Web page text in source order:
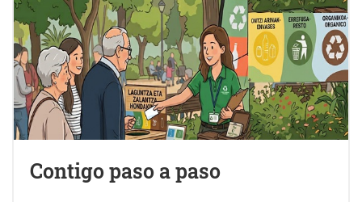
Contigo paso a paso